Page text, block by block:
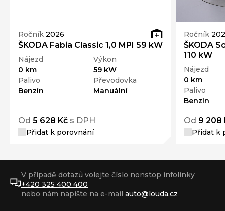
Ročník 2026
ŠKODA Fabia Classic 1,0 MPI 59 kW
Nájezd
0 km
Výkon
59 kW
Palivo
Benzín
Převodovka
Manuální
Od 5 628 Kč s DPH
Přidat k porovnání
Ročník
ŠKODA
110 kW
Nájezd
0 km
Palivo
Benzín
Od 9 208
Přidat k
V případě dotazů volejte číslo nonstop infolinky
+420 325 400 400
nebo nám napište na e-mail auto@louda.cz